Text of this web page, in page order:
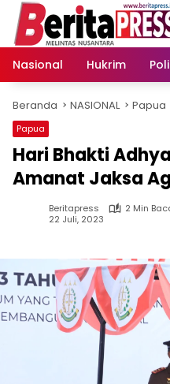
Langsung
konten
Nasional
Hukrim
Beranda NASIONAL Papua
Papua
Hari Bhakti
Amanat Jaksa
Beritapress
2 Min
22 Juli, 2023